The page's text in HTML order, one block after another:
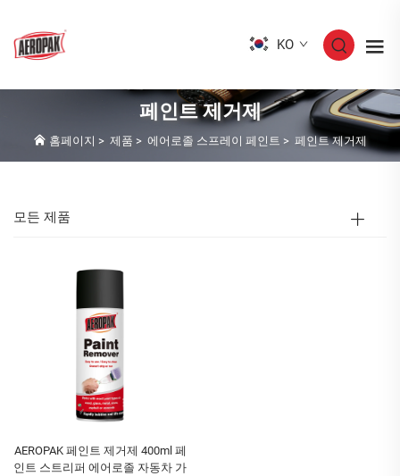
KO
페인트 제거제
홈페이지 > 제품 > 에어로졸 스프레이 페인트 > 페인트 제거제
모든 제품
AEROPAK 페인트 제거제 400ml 페
인트 스트리퍼 에어로졸 자동차 가